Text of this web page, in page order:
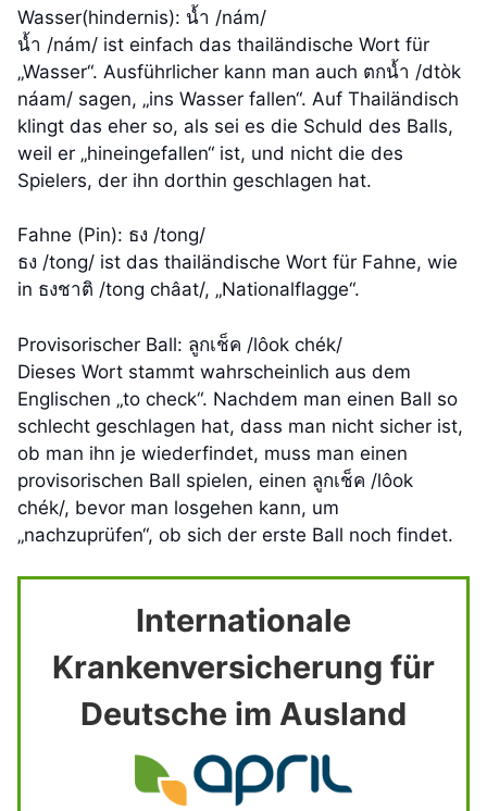
Wasser(hindernis): น้ำ /nám/
น้ำ /nám/ ist einfach das thailändische Wort für
„Wasser“. Ausführlicher kann man auch ตกน้ำ /dtòk
náam/ sagen, „ins Wasser fallen“. Auf Thailändisch
klingt das eher so, als sei es die Schuld des Balls,
weil er „hineingefallen“ ist, und nicht die des
Spielers, der ihn dorthin geschlagen hat.
Fahne (Pin): ธง /tong/
ธง /tong/ ist das thailändische Wort für Fahne, wie
in ธงชาติ /tong châat/, „Nationalflagge“.
Provisorischer Ball: ลูกเช็ค /lôok chék/
Dieses Wort stammt wahrscheinlich aus dem
Englischen „to check“. Nachdem man einen Ball so
schlecht geschlagen hat, dass man nicht sicher ist,
ob man ihn je wiederfindet, muss man einen
provisorischen Ball spielen, einen ลูกเช็ค /lôok
chék/, bevor man losgehen kann, um
„nachzuprüfen“, ob sich der erste Ball noch findet.
Internationale
Krankenversicherung für
Deutsche im Ausland